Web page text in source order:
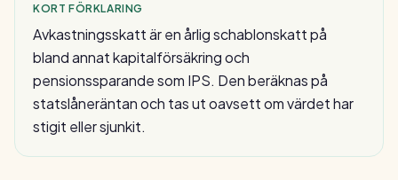
KORT FÖRKLARING
Avkastningsskatt är en årlig schablonskatt på
bland annat kapitalförsäkring och
pensionssparande som IPS. Den beräknas på
statslåneräntan och tas ut oavsett om värdet har
stigit eller sjunkit.